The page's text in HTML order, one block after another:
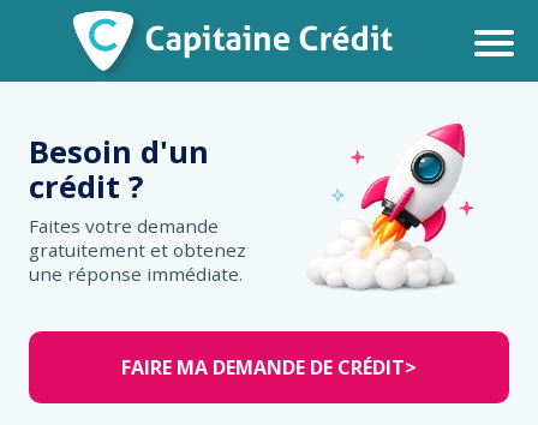
Besoin d'un
crédit ?
Faites votre demande
gratuitement et obtenez
une réponse immédiate.
FAIRE MA DEMANDE DE CRÉDIT>